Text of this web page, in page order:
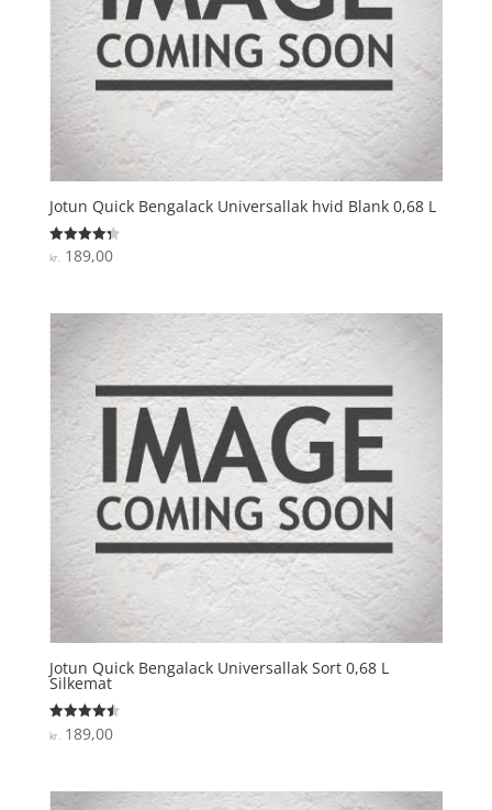
Jotun Quick Bengalack Universallak hvid Blank 0,68 L
Vurderet
4.3
kr.189,00
Jotun Quick Bengalack Universallak Sort 0,68 L
Silkemat
Vurderet
4.5
kr.189,00